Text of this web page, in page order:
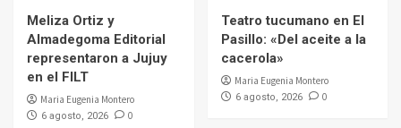
Meliza Ortiz y
Almadegoma Editorial
representaron a Jujuy
en el FILT
Maria Eugenia Montero
6 agosto, 2026 0
Teatro tucumano en El
Pasillo: «Del aceite a la
cacerola»
Maria Eugenia Montero
6 agosto, 2026 0